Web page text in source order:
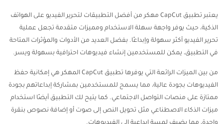
يعتبر تطبيق CapCut مهكر من أفضل التطبيقات لتحرير الفيديو على الهواتف
الذكية، حيث يوفر واجهة سهلة الاستخدام ومميزات متقدمة تجعل عملية
تحرير الفيديو أكثر سهولة وإبداعًا. بفضل العديد من الأدوات والمؤثرات المتاحة
في التطبيق، يمكن للمستخدمين إنشاء فيديوهات احترافية بسهولة ويسر.
من بين الميزات الرائعة التي يوفرها تطبيق CapCut المهكر هي إمكانية حفظ
الفيديوهات بجودة عالية، مما يسمح للمستخدمين بمشاركة إبداعاتهم بجودة
ممتازة على منصات التواصل الاجتماعي. كما يتيح لك التطبيق أيضًا استخدام
ميزات الذكاء الاصطناعي مثل تحويل النص إلى صوت أو إضافة نصوص بنقرة